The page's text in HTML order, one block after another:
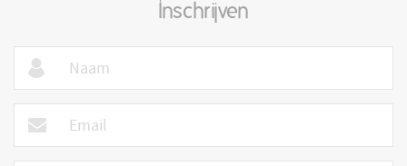
Inschrijven